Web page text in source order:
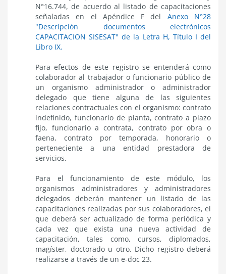
N°16.744, de acuerdo al listado de capacitaciones
señaladas en el Apéndice F del Anexo N°28
"Descripción documentos electrónicos
CAPACITACION SISESAT" de la Letra H, Título I del
Libro IX.
Para efectos de este registro se entenderá como
colaborador al trabajador o funcionario público de
un organismo administrador o administrador
delegado que tiene alguna de las siguientes
relaciones contractuales con el organismo: contrato
indefinido, funcionario de planta, contrato a plazo
fijo, funcionario a contrata, contrato por obra o
faena, contrato por temporada, honorario o
perteneciente a una entidad prestadora de
servicios.
Para el funcionamiento de este módulo, los
organismos administradores y administradores
delegados deberán mantener un listado de las
capacitaciones realizadas por sus colaboradores, el
que deberá ser actualizado de forma periódica y
cada vez que exista una nueva actividad de
capacitación, tales como, cursos, diplomados,
magíster, doctorado u otro. Dicho registro deberá
realizarse a través de un e-doc 23.